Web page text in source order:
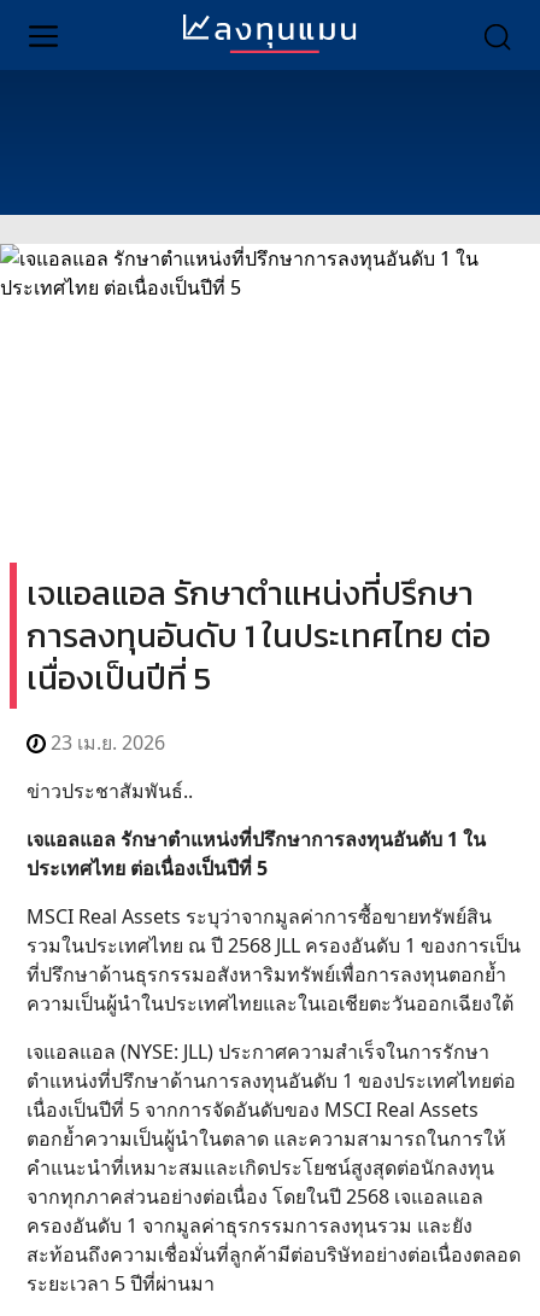
เจแอลแอล รักษาตำแหน่งที่ปรึกษา
การลงทุนอันดับ 1 ในประเทศไทย ต่อ
เนื่องเป็นปีที่ 5
23 เม.ย. 2026
ข่าวประชาสัมพันธ์..
เจแอลแอล รักษาตำแหน่งที่ปรึกษาการลงทุนอันดับ 1 ใน
ประเทศไทย ต่อเนื่องเป็นปีที่ 5
MSCI Real Assets ระบุว่าจากมูลค่าการซื้อขายทรัพย์สิน
รวมในประเทศไทย ณ ปี 2568 JLL ครองอันดับ 1 ของการเป็น
ที่ปรึกษาด้านธุรกรรมอสังหาริมทรัพย์เพื่อการลงทุนตอกย้ำ
ความเป็นผู้นำในประเทศไทยและในเอเชียตะวันออกเฉียงใต้
เจแอลแอล (NYSE: JLL) ประกาศความสำเร็จในการรักษา
ตำแหน่งที่ปรึกษาด้านการลงทุนอันดับ 1 ของประเทศไทยต่อ
เนื่องเป็นปีที่ 5 จากการจัดอันดับของ MSCI Real Assets
ตอกย้ำความเป็นผู้นำในตลาด และความสามารถในการให้
คำแนะนำที่เหมาะสมและเกิดประโยชน์สูงสุดต่อนักลงทุน
จากทุกภาคส่วนอย่างต่อเนื่อง โดยในปี 2568 เจแอลแอล
ครองอันดับ 1 จากมูลค่าธุรกรรมการลงทุนรวม และยัง
สะท้อนถึงความเชื่อมั่นที่ลูกค้ามีต่อบริษัทอย่างต่อเนื่องตลอด
ระยะเวลา 5 ปีที่ผ่านมา